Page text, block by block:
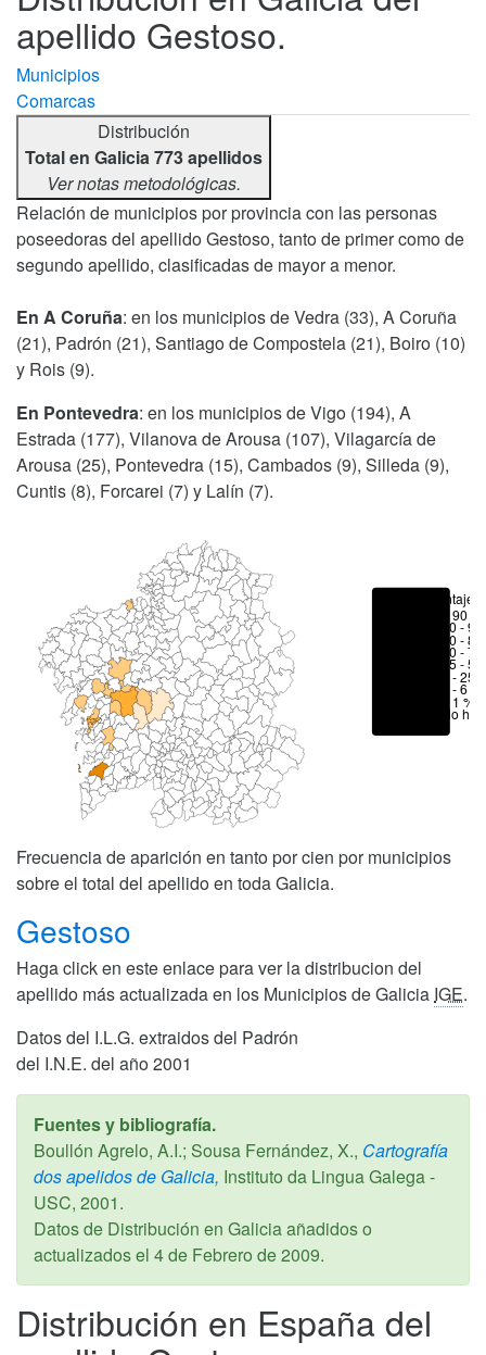
apellido Gestoso.
Municipios
Comarcas
Distribución
Total en Galicia 773 apellidos
Ver notas metodológicas.
Relación de municipios por provincia con las personas
poseedoras del apellido Gestoso, tanto de primer como de
segundo apellido, clasificadas de mayor a menor.
En A Coruña: en los municipios de Vedra (33), A Coruña
(21), Padrón (21), Santiago de Compostela (21), Boiro (10)
y Rois (9).
En Pontevedra: en los municipios de Vigo (194), A
Estrada (177), Vilanova de Arousa (107), Vilagarcía de
Arousa (25), Pontevedra (15), Cambados (9), Silleda (9),
Cuntis (8), Forcarei (7) y Lalín (7).
Porcentajes
> 90 %
80 -
70 -
50 -
25 -
6 - 25
1 - 6 %
< 1 %
No hay
Frecuencia de aparición en tanto por cien por municipios
sobre el total del apellido en toda Galicia.
Gestoso
Haga click en este enlace para ver la distribucion del
apellido más actualizada en los Municipios de Galicia IGE.
Datos del I.L.G. extraidos del Padrón
del I.N.E. del año 2001
Fuentes y bibliografía.
Boullón Agrelo, A.I.; Sousa Fernández, X., Cartografía
dos apelidos de Galicia, Instituto da Lingua Galega -
USC, 2001.
Datos de Distribución en Galicia añadidos o
actualizados el 4 de Febrero de 2009.
Distribución en España del